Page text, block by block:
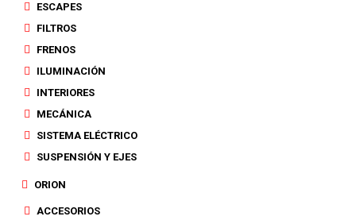
ESCAPES
FILTROS
FRENOS
ILUMINACIÓN
INTERIORES
MECÁNICA
SISTEMA ELÉCTRICO
SUSPENSIÓN Y EJES
ORION
ACCESORIOS